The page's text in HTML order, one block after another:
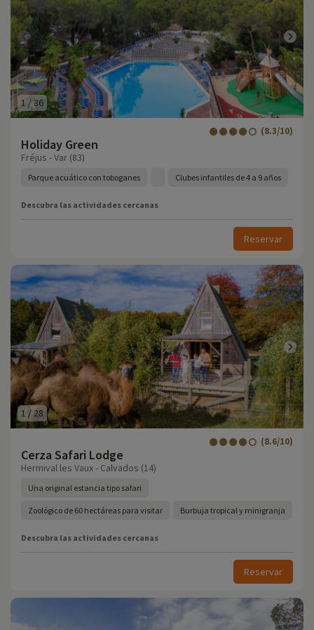
1 /36
Holiday Green
(8.3/10)
Fréjus - Var (83)
Parque acuático con toboganes Clubes infantiles de 4 a 9 años
Descubra las actividades cercanas
Reservar
1 /28
Cerza Safari Lodge
(8.6/10)
Hermival les Vaux - Calvados (14)
Una original estancia tipo safari
Zoológico de 60 hectáreas para visitar Burbuja tropical y minigranja
Descubra las actividades cercanas
Reservar